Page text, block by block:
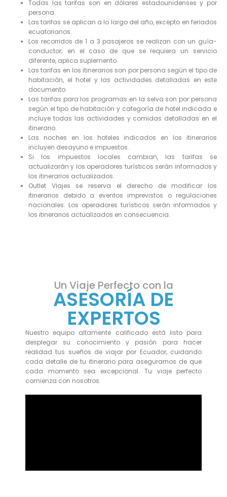
Todas las tarifas son en dólares estadounidenses y por
persona.
Las tarifas se aplican a lo largo del año, excepto en feriados
ecuatorianos.
Los recorridos de 1 a 3 pasajeros se realizan con un guía-
conductor; en el caso de que se requiera un servicio
diferente, aplica suplemento.
Las tarifas en los itinerarios son por persona según el tipo de
habitación, el hotel y las actividades detalladas en este
documento.
Las tarifas para los programas en la selva son por persona
según el tipo de habitación y categoría de hotel indicada e
incluye todas las actividades y comidas detalladas en el
itinerario.
Las noches en los hoteles indicados en los itinerarios
incluyen desayuno e impuestos.
Si los impuestos locales cambian, las tarifas se
actualizarán y los operadores turísticos serán informados y
los itinerarios actualizados.
Outlet Viajes se reserva el derecho de modificar los
itinerarios debido a eventos imprevistos o regulaciones
nacionales. Los operadores turísticos serán informados y
los itinerarios actualizados en consecuencia.
Un Viaje Perfecto con la
ASESORÍA DE
EXPERTOS
Nuestro equipo altamente calificado está listo para
desplegar su conocimiento y pasión para hacer
realidad tus sueños de viajar por Ecuador, cuidando
cada detalle de tu itinerario para asegurarnos de que
cada momento sea excepcional. Tu viaje perfecto
comienza con nosotros.